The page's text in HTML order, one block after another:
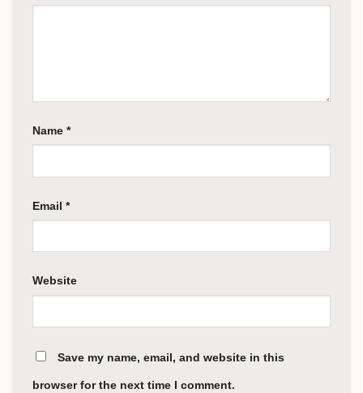
Name *
Email *
Website
Save my name, email, and website in this
browser for the next time I comment.